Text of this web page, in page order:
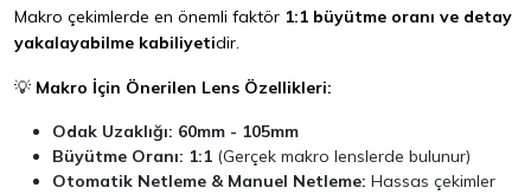
Makro çekimlerde en önemli faktör 1:1 büyütme oranı ve detay
yakalayabilme kabiliyetidir.
💡 Makro İçin Önerilen Lens Özellikleri:
Odak Uzaklığı: 60mm - 105mm
Büyütme Oranı: 1:1 (Gerçek makro lenslerde bulunur)
Otomatik Netleme & Manuel Netleme: Hassas çekimler